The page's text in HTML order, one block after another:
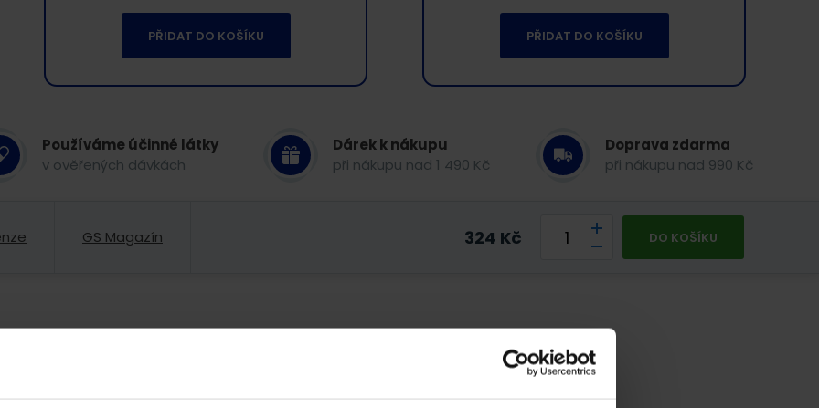
PŘIDAT DO KOŠÍKU PŘIDAT DO KOŠÍKU
Používáme účinné látky
v ověřených dávkách
Dárek k nákupu
při nákupu nad 1 490 Kč
Doprava zdarma
při nákupu nad 990 Kč
GS Magazín 324 Kč DO KOŠÍKU